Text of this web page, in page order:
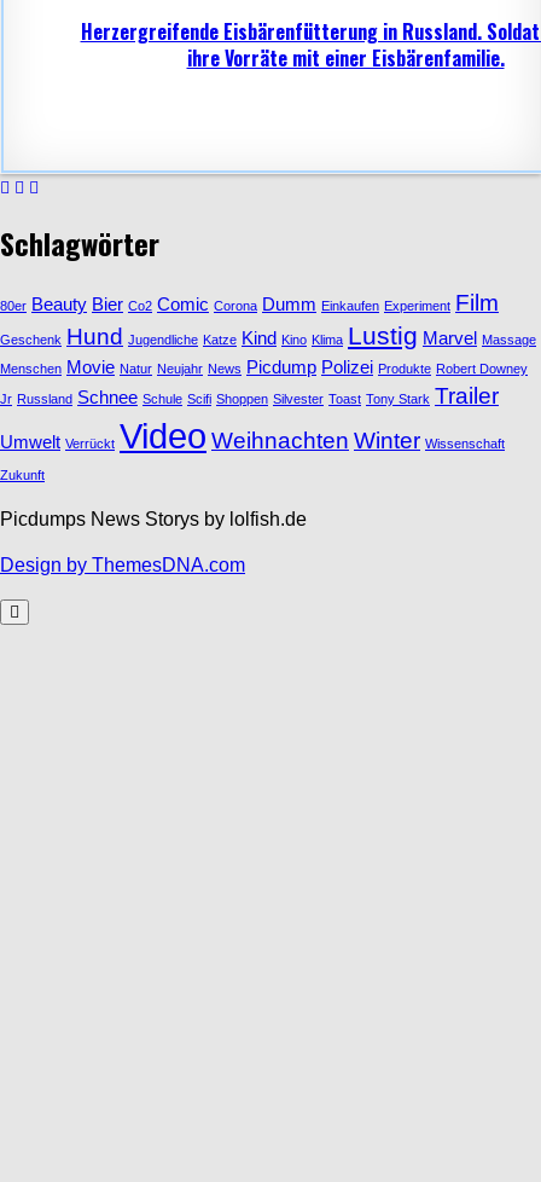
Herzergreifende Eisbärenfütterung in Russland.
ihre Vorräte mit einer Eisbärenfamilie.
Schlagwörter
80er Beauty Bier Co2 Comic Corona Dumm Einkaufen Experiment Film
Geschenk Hund Jugendliche Katze Kind Kino Klima Lustig Marvel Massage
Menschen Movie Natur Neujahr News Picdump Polizei Produkte Robert Downey
Jr Russland Schnee Schule Scifi Shoppen Silvester Toast Tony Stark Trailer
Umwelt Verrückt Video Weihnachten Winter Wissenschaft
Zukunft
Picdumps News Storys by lolfish.de
Design by ThemesDNA.com